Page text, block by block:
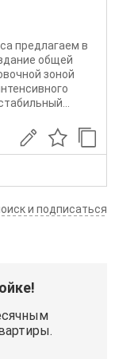
предлагаем в
общей
зоной
и подписаться